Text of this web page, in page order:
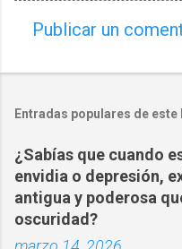
o
e
n
t
a
r
Publicar un
Entradas populares de este
¿Sabías que cuando
envidia o depresión,
antigua y poderosa
oscuridad?